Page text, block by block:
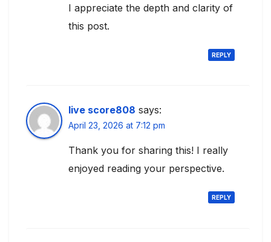
I appreciate the depth and clarity of
this post.
REPLY
live score808 says:
April 23, 2026 at 7:12 pm
Thank you for sharing this! I really
enjoyed reading your perspective.
REPLY